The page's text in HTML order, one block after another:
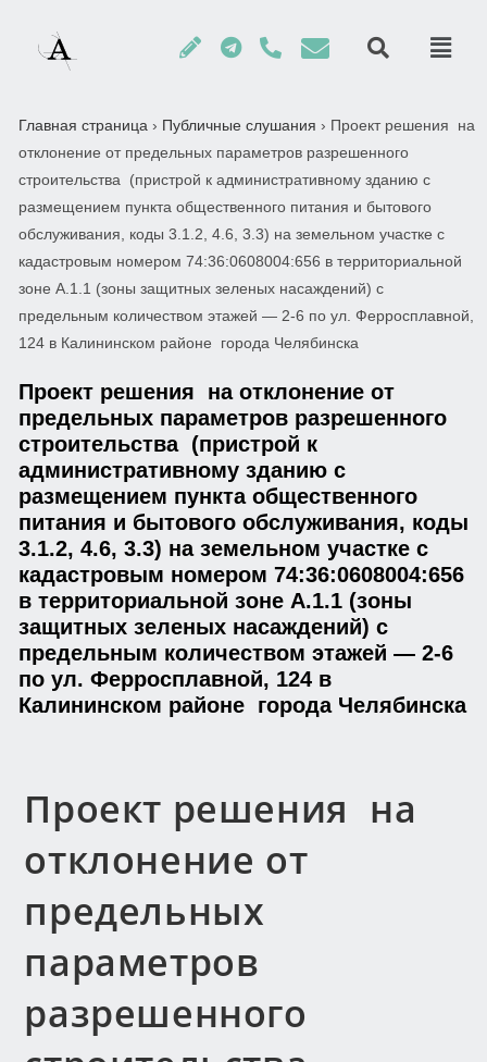
Главная страница › Публичные слушания › Проект решения на
отклонение от предельных параметров разрешенного
строительства (пристрой к административному зданию с
размещением пункта общественного питания и бытового
обслуживания, коды 3.1.2, 4.6, 3.3) на земельном участке с
кадастровым номером 74:36:0608004:656 в территориальной
зоне А.1.1 (зоны защитных зеленых насаждений) с
предельным количеством этажей — 2-6 по ул. Ферросплавной,
124 в Калининском районе города Челябинска
Проект решения на отклонение от
предельных параметров разрешенного
строительства (пристрой к
административному зданию с
размещением пункта общественного
питания и бытового обслуживания, коды
3.1.2, 4.6, 3.3) на земельном участке с
кадастровым номером 74:36:0608004:656
в территориальной зоне А.1.1 (зоны
защитных зеленых насаждений) с
предельным количеством этажей — 2-6
по ул. Ферросплавной, 124 в
Калининском районе города Челябинска
Проект решения на
отклонение от
предельных
параметров
разрешенного